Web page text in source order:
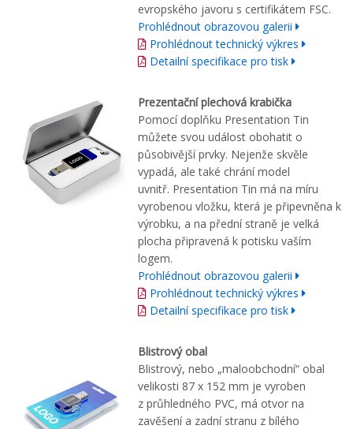
evropského javoru s certifikátem FSC.
Prohlédnout obrazovou galerii
Prohlédnout technický výkres
Detailní specifikace pro tisk
Prezentační plechová krabička
Pomocí doplňku Presentation Tin
můžete svou událost obohatit o
působivější prvky. Nejenže skvěle
vypadá, ale také chrání model
uvnitř. Presentation Tin má na míru
vyrobenou vložku, která je připevněna k
výrobku, a na přední straně je velká
plocha připravená k potisku vaším
logem.
Prohlédnout obrazovou galerii
Prohlédnout technický výkres
Detailní specifikace pro tisk
Blistrový obal
Blistrový, nebo „maloobchodní“ obal
velikosti 87 x 152 mm je vyroben
z průhledného PVC, má otvor na
zavěšení a zadní stranu z bílého